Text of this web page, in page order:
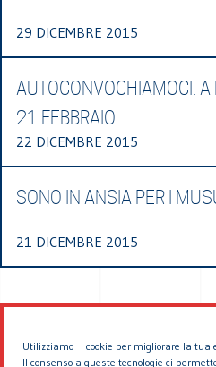
Utilizziamo i cookie per migliorare la tua
Il consenso a queste tecnologie ci
29 DICEMBRE 2015
AUTOCONVOCHIAMOCI.
21 FEBBRAIO
22 DICEMBRE 2015
SONO IN ANSIA PER I
21 DICEMBRE 2015